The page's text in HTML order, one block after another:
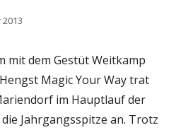
mit dem Gestüt Weitkamp
Magic Your Way trat
im Hauptlauf der
Jahrgangsspitze an. Trotz